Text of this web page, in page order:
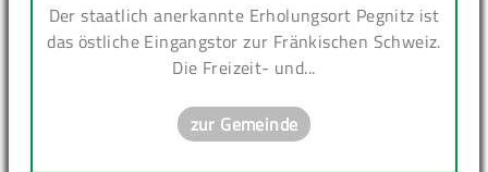
Der staatlich anerkannte Erholungsort Pegnitz ist
das östliche Eingangstor zur Fränkischen Schweiz.
Die Freizeit- und...
zur Gemeinde